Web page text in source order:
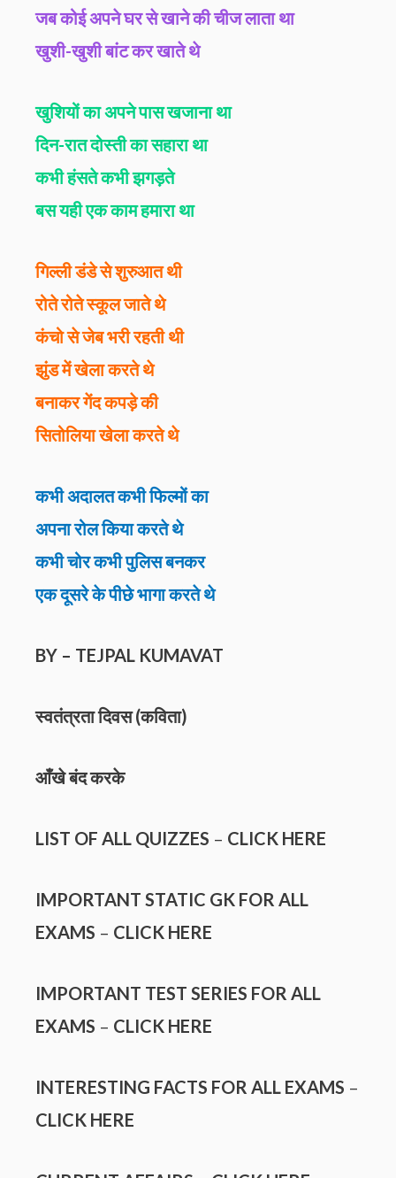
जब कोई अपने घर से खाने की चीज लाता था
खुशी-खुशी बांट कर खाते थे
खुशियों का अपने पास खजाना था
दिन-रात दोस्ती का सहारा था
कभी हंसते कभी झगड़ते
बस यही एक काम हमारा था
गिल्ली डंडे से शुरुआत थी
रोते रोते स्कूल जाते थे
कंचो से जेब भरी रहती थी
झुंड में खेला करते थे
बनाकर गेंद कपड़े की
सितोलिया खेला करते थे
कभी अदालत कभी फिल्मों का
अपना रोल किया करते थे
कभी चोर कभी पुलिस बनकर
एक दूसरे के पीछे भागा करते थे
BY – TEJPAL KUMAVAT
स्वतंत्रता दिवस (कविता)
आँखे बंद करके
LIST OF ALL QUIZZES – CLICK HERE
IMPORTANT STATIC GK FOR ALL
EXAMS – CLICK HERE
IMPORTANT TEST SERIES FOR ALL
EXAMS – CLICK HERE
INTERESTING FACTS FOR ALL EXAMS –
CLICK HERE